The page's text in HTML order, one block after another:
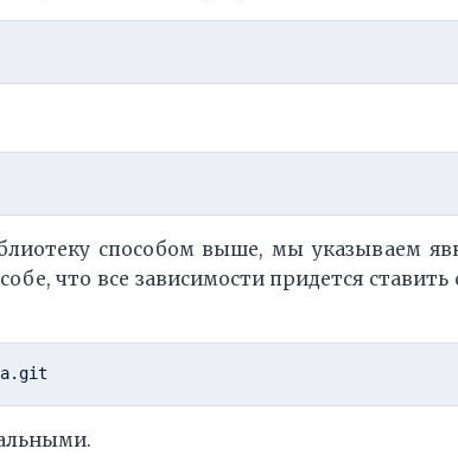
способом выше, мы указываем
что все зависимости придется ставить